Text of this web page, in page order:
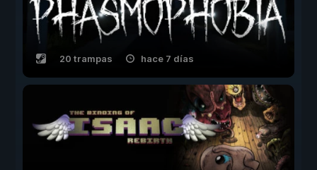
20 trampas hace 7 días